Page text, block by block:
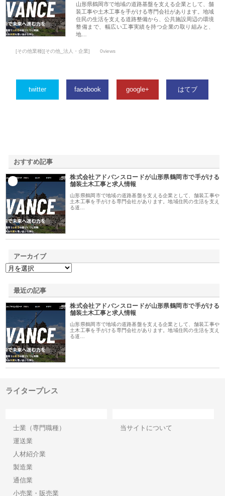
山形県鶴岡市で地域の道路基盤を支える企業として、舗
装工事や土木工事を手がける専門会社があります。地域
住民の生活を支える道路整備から、公共施設周辺の環境
整備まで、幅広い工事実績を持つ企業の取り組みと、
地…
[その他業種][その他_法人・企業] 0views
twitter facebook google+ はてブ
おすすめ記事
株式会社アドバンスロードが山形県鶴岡市で手がける
舗装土木工事と求人情報
山形県鶴岡市で地域の道路基盤を支える企業として、舗装工事や
土木工事を手がける専門会社があります。地域住民の生活を支え
る道…
アーカイブ
最近の記事
株式会社アドバンスロードが山形県鶴岡市で手がける
舗装土木工事と求人情報
山形県鶴岡市で地域の道路基盤を支える企業として、舗装工事や
土木工事を手がける専門会社があります。地域住民の生活を支え
る道…
ライタープレス
士業（専門職種）
運送業
人材紹介業
製造業
通信業
小売業・販売業
当サイトについて